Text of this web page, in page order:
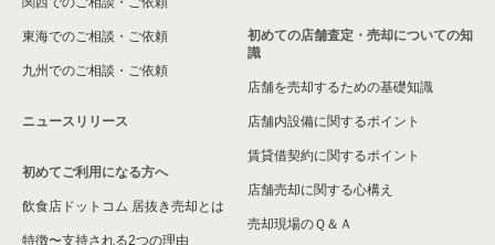
東海でのご相談・ご依頼
九州でのご相談・ご依頼
ニュースリリース
初めてご利用になる方へ
飲食店ドットコム 居抜き売却とは
特徴〜支持される2つの理由
初めての店舗査定・売却についての知
識
店舗を売却するための基礎知識
店舗内設備に関するポイント
賃貸借契約に関するポイント
店舗売却に関する心構え
売却現場のＱ＆Ａ